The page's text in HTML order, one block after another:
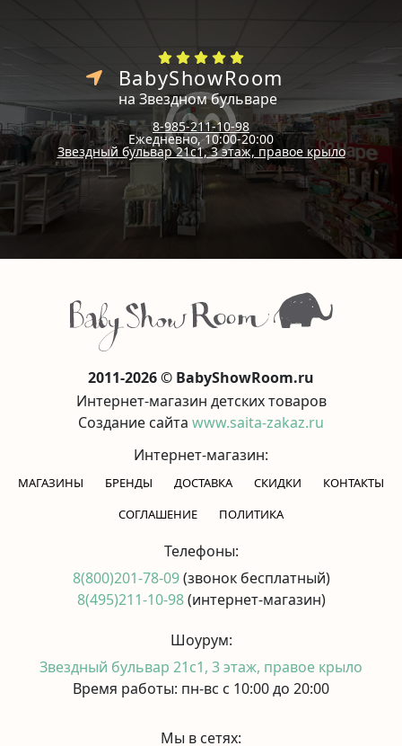
BabyShowRoom
на Звездном бульваре
8-985-211-10-98
Ежедневно, 10:00-20:00
Звездный бульвар 21с1, 3 этаж, правое крыло
2011-2026 © BabyShowRoom.ru
Интернет-магазин детских товаров
Создание сайта www.saita-zakaz.ru
Интернет-магазин:
МАГАЗИНЫ БРЕНДЫ ДОСТАВКА СКИДКИ
КОНТАКТЫ
CОГЛАШЕНИЕ
ПОЛИТИКА
Телефоны:
8(800)201-78-09(звонок бесплатный)
8(495)211-10-98(интернет-магазин)
Шоурум:
Звездный бульвар 21с1, 3 этаж, правое крыло
Время работы: пн-вс с 10:00 до 20:00
Мы в сетях: